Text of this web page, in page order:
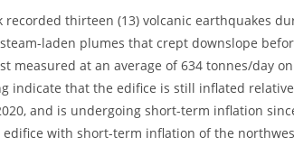
recorded thirteen (13) volcanic earthquakes
laden plumes that crept downslope
measured at an average of 634 tonnes/day
indicate that the edifice is still inflated
and is undergoing short-term inflation
with short-term inflation of the